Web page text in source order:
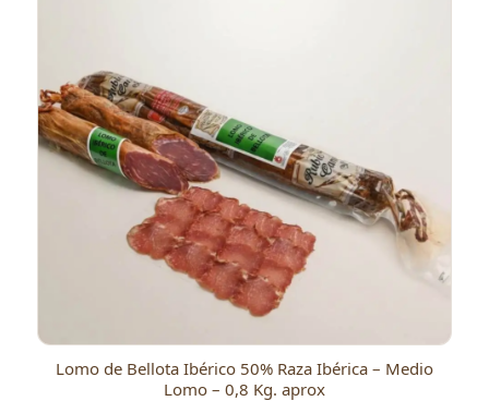
Lomo de Bellota Ibérico 50% Raza Ibérica – Medio
Lomo – 0,8 Kg. aprox